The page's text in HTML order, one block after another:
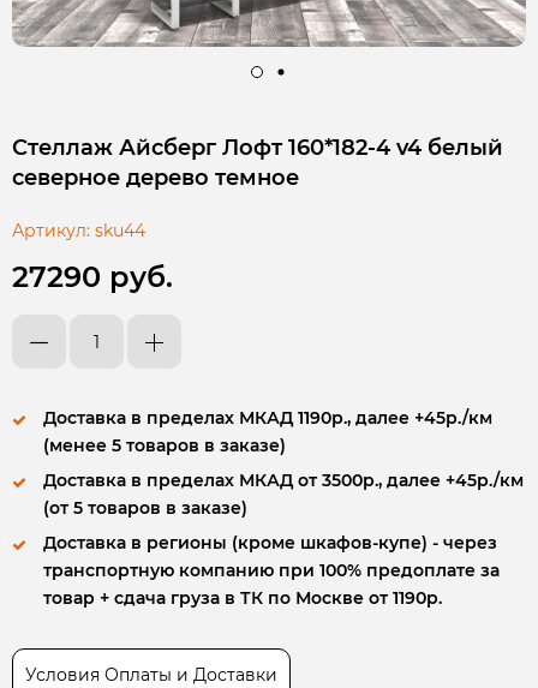
Стеллаж Айсберг Лофт 160*182-4 v4 белый
северное дерево темное
Артикул: sku44
27290 руб.
Доставка в пределах МКАД 1190р., далее +45р./км
(менее 5 товаров в заказе)
Доставка в пределах МКАД от 3500р., далее +45р./км
(от 5 товаров в заказе)
Доставка в регионы (кроме шкафов-купе) - через
транспортную компанию при 100% предоплате за
товар + сдача груза в ТК по Москве от 1190р.
Условия Оплаты и Доставки